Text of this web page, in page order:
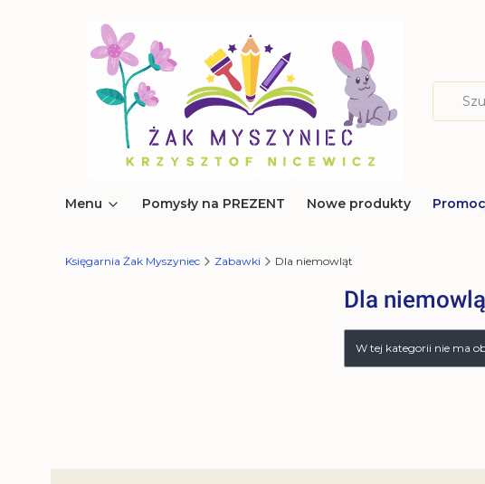
Menu Pomysły na PREZENT Nowe produkty
Księgarnia Żak Myszyniec Zabawki Dla niemowląt
Dla
Lista
W tej kategorii nie ma